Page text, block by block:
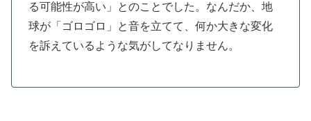
る可能性が高い」とのことでした。なんだか、地
球が「ゴロゴロ」と音を立てて、何か大きな変化
を訴えているような気がしてなりません。